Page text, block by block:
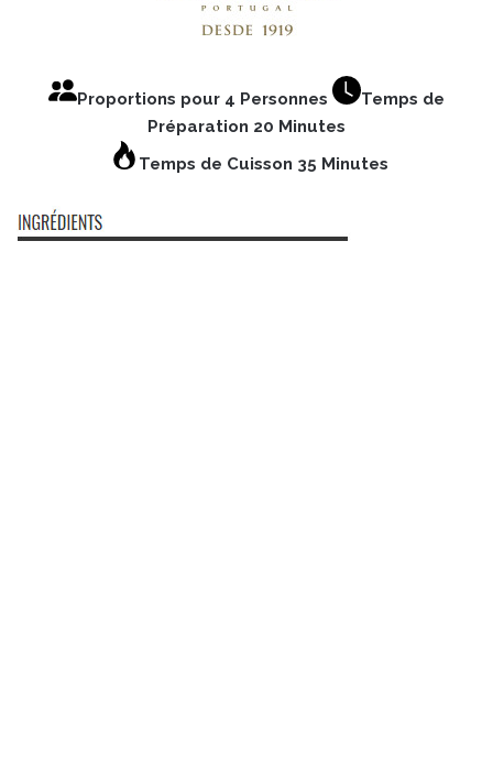
Proportions pour 4 Personnes
Temps de
Préparation 20 Minutes
Temps de Cuisson 35 Minutes